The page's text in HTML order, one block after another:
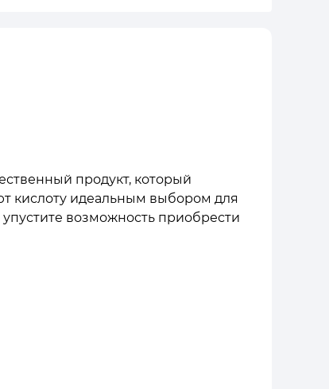
продукт, который
кислоту идеальным выбором для
возможность приобрести